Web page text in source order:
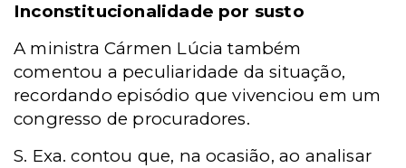
Inconstitucionalidade por susto
A ministra Cármen Lúcia também
comentou a peculiaridade da situação,
recordando episódio que vivenciou em um
congresso de procuradores.
S. Exa. contou que, na ocasião, ao analisar